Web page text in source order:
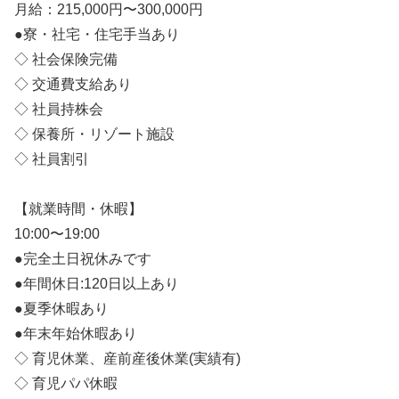
月給：215,000円〜300,000円
●寮・社宅・住宅手当あり
◇ 社会保険完備
◇ 交通費支給あり
◇ 社員持株会
◇ 保養所・リゾート施設
◇ 社員割引
【就業時間・休暇】
10:00〜19:00
●完全土日祝休みです
●年間休日:120日以上あり
●夏季休暇あり
●年末年始休暇あり
◇ 育児休業、産前産後休業(実績有)
◇ 育児パパ休暇